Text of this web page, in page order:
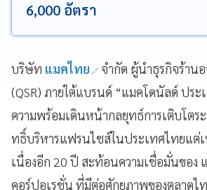
6,000 อัตรา
บริษัท แมคไทย จำกัด ผู้นำธุรกิจร้าน
(QSR) ภายใต้แบรนด์ “แมคโดนัลด์ ประ
ความพร้อมเดินหน้ากลยุทธ์การเติบโตร
ทธิ์บริหารแฟรนไชส์ในประเทศไทยแต่เ
เนื่องอีก 20 ปี สะท้อนความเชื่อมั่นของ
คอร์ปอเรชั่น ที่มีต่อศักยภาพของตลาดไ